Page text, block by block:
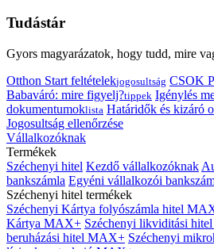
Tudástár
Gyors magyarázatok, hogy tudd, mire
Otthon Start feltételekjogosultság CSOK
Babaváró: mire figyelj?tippek Igénylés
dokumentumoklista Határidők és kizáró
Jogosultság ellenőrzése
Vállalkozóknak
Termékek
Széchenyi hitel Kezdő vállalkozóknak
bankszámla Egyéni vállalkozói
Széchenyi hitel termékek
Széchenyi Kártya folyószámla hitel
Kártya MAX+ Széchenyi likviditási
beruházási hitel MAX+ Széchenyi